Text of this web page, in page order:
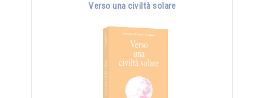
Verso una civiltà solare